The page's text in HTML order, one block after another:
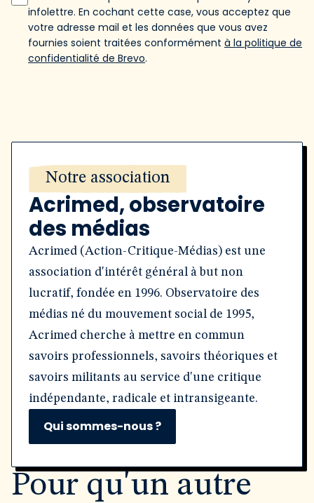
infolettre. En cochant cette case, vous acceptez que
votre adresse mail et les données que vous avez
fournies soient traitées conformément à la politique de
confidentialité de Brevo.
Notre association
Acrimed, observatoire
des médias
Acrimed (Action-Critique-Médias) est une
association d'intérêt général à but non
lucratif, fondée en 1996. Observatoire des
médias né du mouvement social de 1995,
Acrimed cherche à mettre en commun
savoirs professionnels, savoirs théoriques et
savoirs militants au service d'une critique
indépendante, radicale et intransigeante.
Qui sommes-nous ?
Pour qu'un autre